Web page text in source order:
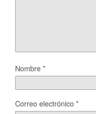
Nombre*
Correo electrónico*